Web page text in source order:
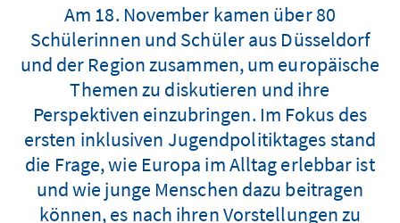
Am 18. November kamen über 80
Schülerinnen und Schüler aus Düsseldorf
und der Region zusammen, um europäische
Themen zu diskutieren und ihre
Perspektiven einzubringen. Im Fokus des
ersten inklusiven Jugendpolitiktages stand
die Frage, wie Europa im Alltag erlebbar ist
und wie junge Menschen dazu beitragen
können, es nach ihren Vorstellungen zu